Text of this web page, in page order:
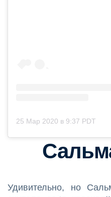
25 Мар 2020 в 9:37 PDT
Удивительно, но